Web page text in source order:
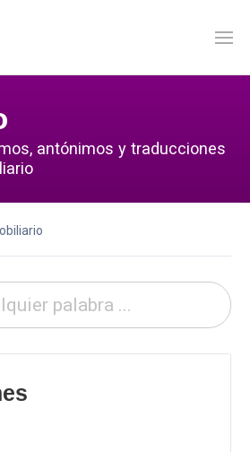
antónimos y traducciones